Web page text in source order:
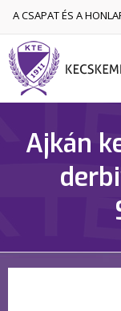
A CSAPAT ÉS A
Ajkán